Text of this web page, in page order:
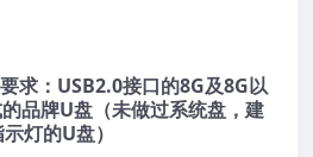
求：USB2.0接口的8G及8G以
品牌U盘（未做过系统盘，建
灯的U盘）